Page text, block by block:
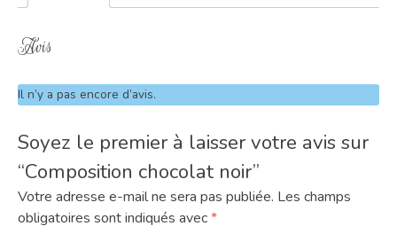
Avis
Il n’y a pas encore d’avis.
Soyez le premier à laisser votre avis sur
“Composition chocolat noir”
Votre adresse e-mail ne sera pas publiée. Les champs
obligatoires sont indiqués avec*